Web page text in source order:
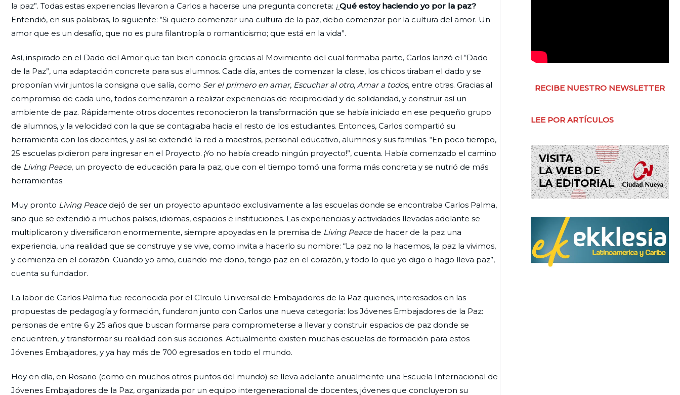
la paz”. Todas estas experiencias llevaron a Carlos a hacerse una pregunta concreta: ¿Qué estoy haciendo yo por la paz?
Entendió, en sus palabras, lo siguiente: “Si quiero comenzar una cultura de la paz, debo comenzar por la cultura del amor. Un
amor que es un desafío, que no es pura filantropía o romanticismo; que está en la vida”.
Así, inspirado en el Dado del Amor que tan bien conocía gracias al Movimiento del cual formaba parte, Carlos lanzó el “Dado
de la Paz”, una adaptación concreta para sus alumnos. Cada día, antes de comenzar la clase, los chicos tiraban el dado y se
proponían vivir juntos la consigna que salía, como Ser el primero en amar, Escuchar al otro, Amar a todos, entre otras. Gracias al
compromiso de cada uno, todos comenzaron a realizar experiencias de reciprocidad y de solidaridad, y construir así un
ambiente de paz. Rápidamente otros docentes reconocieron la transformación que se había iniciado en ese pequeño grupo
de alumnos, y la velocidad con la que se contagiaba hacia el resto de los estudiantes. Entonces, Carlos compartió su
herramienta con los docentes, y así se extendió la red a maestros, personal educativo, alumnos y sus familias. “En poco tiempo,
25 escuelas pidieron para ingresar en el Proyecto. ¡Yo no había creado ningún proyecto!”, cuenta. Había comenzado el camino
de Living Peace, un proyecto de educación para la paz, que con el tiempo tomó una forma más concreta y se nutrió de más
herramientas.
Muy pronto Living Peacedejó de ser un proyecto apuntado exclusivamente a las escuelas donde se encontraba Carlos Palma,
sino que se extendió a muchos países, idiomas, espacios e instituciones. Las experiencias y actividades llevadas adelante se
multiplicaron y diversificaron enormemente, siempre apoyadas en la premisa de Living Peacede hacer de la paz una
experiencia, una realidad que se construye y se vive, como invita a hacerlo su nombre: “La paz no la hacemos, la paz la vivimos,
y comienza en el corazón. Cuando yo amo, cuando me dono, tengo paz en el corazón, y todo lo que yo digo o hago lleva paz”,
cuenta su fundador.
La labor de Carlos Palma fue reconocida por el Círculo Universal de Embajadores de la Paz quienes, interesados en las
propuestas de pedagogía y formación, fundaron junto con Carlos una nueva categoría: los Jóvenes Embajadores de la Paz:
personas de entre 6 y 25 años que buscan formarse para comprometerse a llevar y construir espacios de paz donde se
encuentren, y transformar su realidad con sus acciones. Actualmente existen muchas escuelas de formación para estos
Jóvenes Embajadores, y ya hay más de 700 egresados en todo el mundo.
Hoy en día, en Rosario (como en muchos otros puntos del mundo) se lleva adelante anualmente una Escuela Internacional de
Jóvenes Embajadores de la Paz, organizada por un equipo intergeneracional de docentes, jóvenes que concluyeron su
RECIBE NUESTRO NEWSLETTER
LEE POR ARTÍCULOS